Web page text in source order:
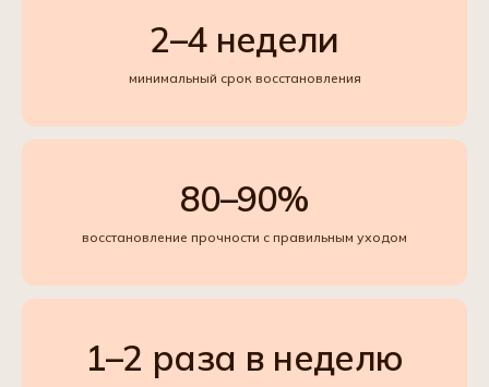
2–4 недели
минимальный срок восстановления
80–90%
восстановление прочности с правильным уходом
1–2 раза в неделю